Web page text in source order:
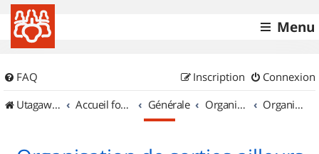
Menu
FAQ Connexion
Inscription
UtagawaVTT (Randos VTT et VTTAE avec traces GPS)
Accueil forum Générale Organisation de sorties & Recherche de partenaires Organisation de sorties ailleurs